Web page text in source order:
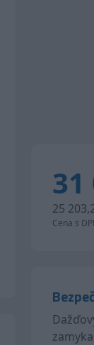
31
25
Cena s